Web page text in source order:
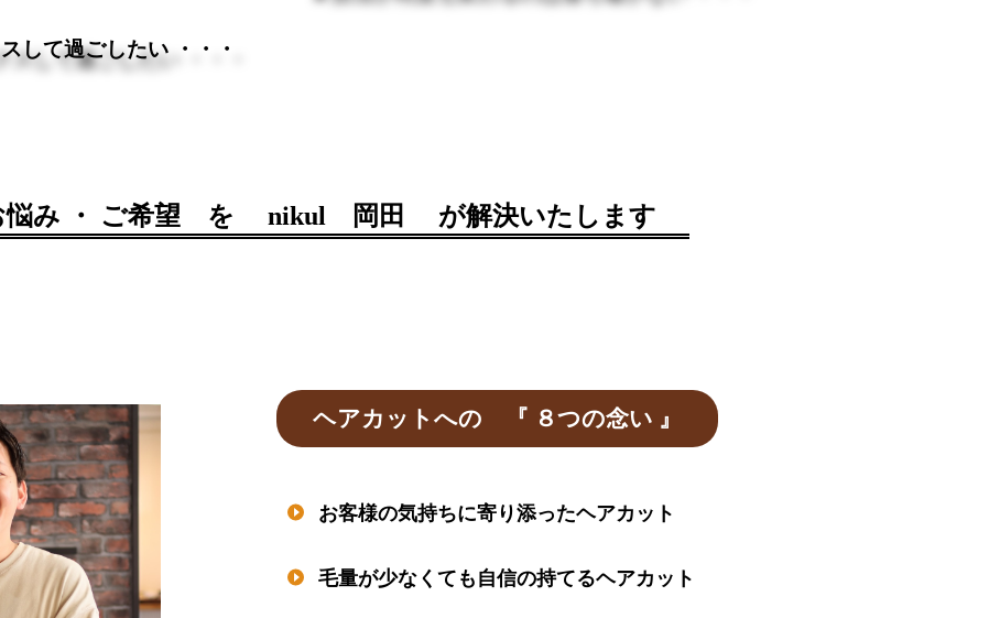
して過ごしたい ・・・
み ・ ご希望 を nikul 岡田 が解決いたします
ヘアカットへの 『 ８つの念い 』
お客様の気持ちに寄り添ったヘアカット
毛量が少なくても自信の持てるヘアカット